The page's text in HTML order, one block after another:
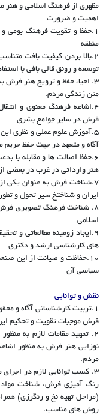
مظهری از فرهنگ اسلامی و هنر
اهمیت و ضرورت
1.حفظ و تقویت فرهنگ بومی
منطقه
2.بالا بردن کیفیت بافت
توسعه و رونق قالی بافی با
3. احیا، حفظ و ترویج هنر
متن زندگی مردم.
4.اشاعه فرهنگ معنوی و
فرش در سایر جوامع بشری
5.آموزش علوم عملی و نظری
آگاه و متعهد در جهت حفظ حریم
6.حفظ اصالت ها و مقابله با
هنر وارداتی در غرب در بعضی
7.شناخت فرش به عنوان یکی
ایران و شناختخ سیر تحول و
8. شناخت فرهنگ تصویری
اسلامی
9.ایجاد زومینه مطالعاتی و
های کارشناسی ارشد و دکتری
10.حفاظت و صیانت از این
سیاسی آن
نقش و توانایی
1.تربیت کارشناسانی آگاه و
فرش موجبات تقویت و تحکیم
2. تمهید مقامات لازم به
نوزایی هنر فرش به منظور
مردم.
3. کسب توانایی لازم در
رنگ آمیزی فرش، شناخت مواد
(مراحل تهیه نخ و رنگرزی)
روش های مناسب.